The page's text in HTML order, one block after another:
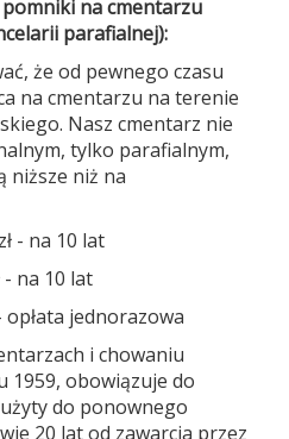
na cmentarzu
parafialnej):
że od pewnego czasu
na cmentarzu na terenie
Nasz cmentarz nie
tylko parafialnym,
niższe niż na
- na 10 lat
- na 10 lat
opłata jednorazowa
i chowaniu
1959, obowiązuje do
do ponownego
20 lat od zawarcia przez